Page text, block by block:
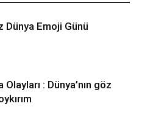
Dünya Emoji Günü
: Dünya’nın göz